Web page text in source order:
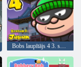
Bobs laupītājs 4 3. sezona: Japāna